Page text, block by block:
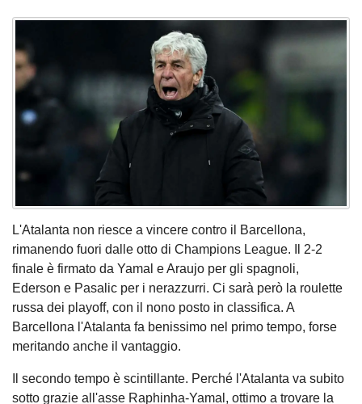
L'Atalanta non riesce a vincere contro il Barcellona,
rimanendo fuori dalle otto di Champions League. Il 2-2
finale è firmato da Yamal e Araujo per gli spagnoli,
Ederson e Pasalic per i nerazzurri. Ci sarà però la roulette
russa dei playoff, con il nono posto in classifica. A
Barcellona l'Atalanta fa benissimo nel primo tempo, forse
meritando anche il vantaggio.
Il secondo tempo è scintillante. Perché l'Atalanta va subito
sotto grazie all'asse Raphinha-Yamal, ottimo a trovare la